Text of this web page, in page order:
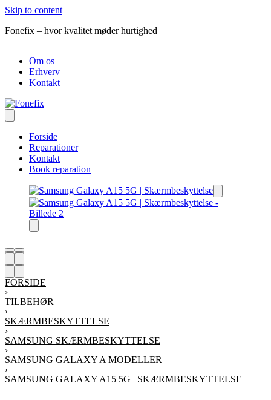
Skip to content
Fonefix – hvor kvalitet møder hurtighed
Om os
Erhverv
Kontakt
Forside
Reparationer
Kontakt
Book reparation
FORSIDE
›
TILBEHØR
›
SKÆRMBESKYTTELSE
›
SAMSUNG SKÆRMBESKYTTELSE
›
SAMSUNG GALAXY A MODELLER
›
SAMSUNG GALAXY A15 5G | SKÆRMBESKYTTELSE